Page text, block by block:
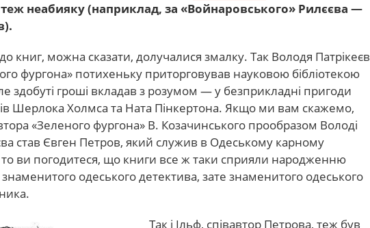
теж неабияку (наприклад, за «Войнаровського» Рилєєва —
книг, можна сказати, долучалися змалку. Так Володя Патрікеєв
фургона» потихеньку приторговував науковою бібліотекою
здобуті гроші вкладав з розумом — у безприкладні пригоди
Шерлока Холмса та Ната Пінкертона. Якщо ми вам скажемо,
«Зеленого фургона» В. Козачинського прообразом Володі
став Євген Петров, який служив в Одеському карному
ви погодитеся, що книги все ж таки сприяли народженню
одеського детектива, зате знаменитого одеського
Так і Ільф, співавтор Петрова, теж був